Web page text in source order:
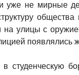
уже не мирные
на улицы с
появлялись
в студенческую